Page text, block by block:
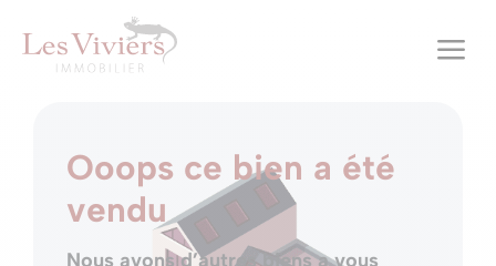
a
Ooops ce bien a été
vendu
Nous avons d’autres biens a vous